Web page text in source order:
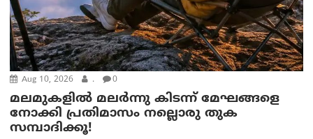
Aug 10, 2026 . 0
മലമുകളില്‍ മലര്‍ന്നു കിടന്ന് മേഘങ്ങളെ
നോക്കി പ്രതിമാസം നല്ലൊരു തുക
സമ്പാദിക്കൂ!